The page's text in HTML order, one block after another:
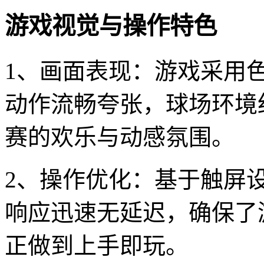
游戏视觉与操作特色
1、画面表现：游戏采用
动作流畅夸张，球场环
赛的欢乐与动感氛围。
2、操作优化：基于触屏
响应迅速无延迟，确保
正做到上手即玩。